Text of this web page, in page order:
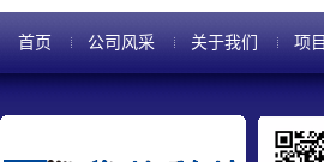
首页 公司风采 关于我们 项